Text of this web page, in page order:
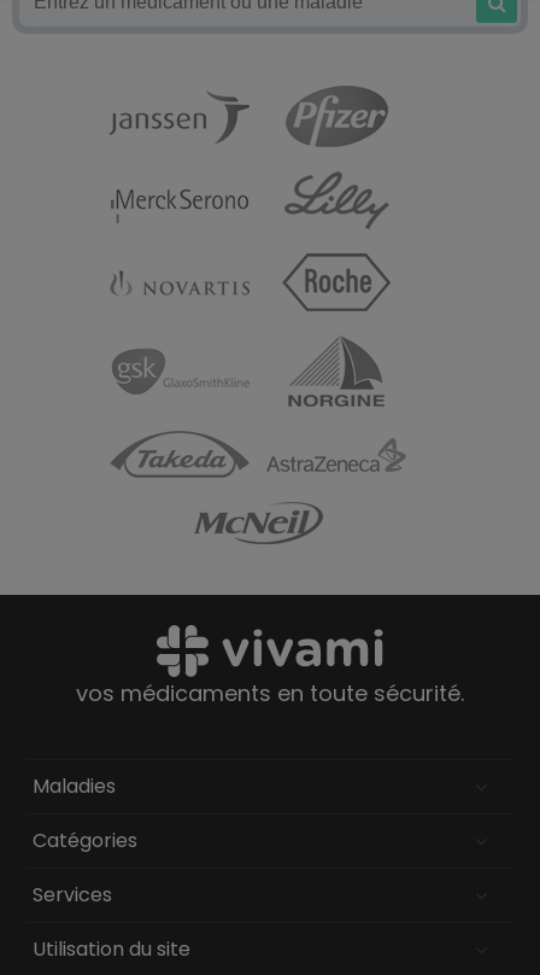
vos médicaments en toute sécurité.
Maladies
Catégories
Services
Utilisation du site